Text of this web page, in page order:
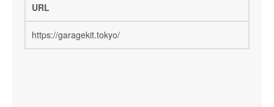
URL
https://garagekit.tokyo/